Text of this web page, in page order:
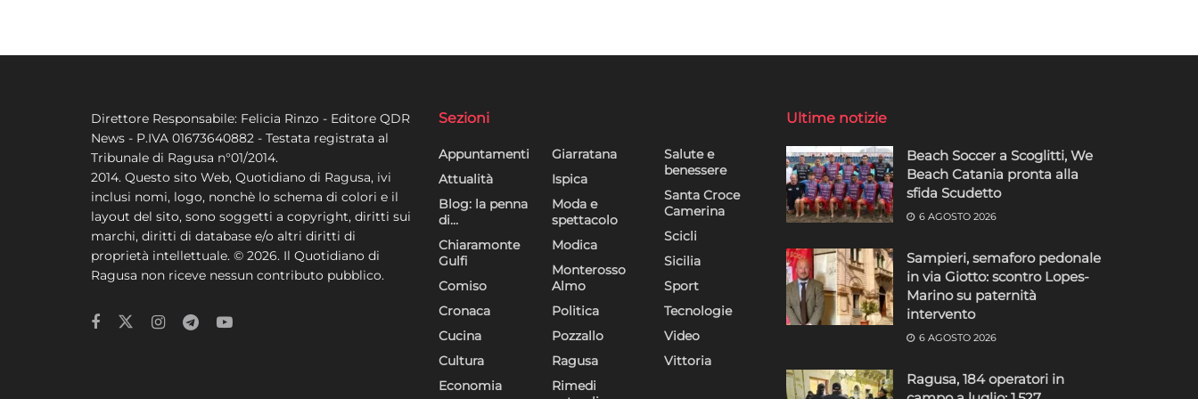
Direttore Responsabile: Felicia Rinzo - Editore QDR
News - P.IVA 01673640882 - Testata registrata al
Tribunale di Ragusa n°01/2014.
2014. Questo sito Web, Quotidiano di Ragusa, ivi
inclusi nomi, logo, nonchè lo schema di colori e il
layout del sito, sono soggetti a copyright, diritti sui
marchi, diritti di database e/o altri diritti di
proprietà intellettuale. © 2026. Il Quotidiano di
Ragusa non riceve nessun contributo pubblico.
Sezioni
Appuntamenti
Attualità
Blog: la penna
di…
Chiaramonte
Gulfi
Comiso
Cronaca
Cucina
Cultura
Economia
Giarratana
Ispica
Moda e
spettacolo
Modica
Monterosso
Almo
Politica
Pozzallo
Ragusa
Rimedi
Salute e
benessere
Santa Croce
Camerina
Scicli
Sicilia
Sport
Tecnologie
Video
Vittoria
Ultime notizie
Beach Soccer a Scoglitti, We
Beach Catania pronta alla
sfida Scudetto
6 AGOSTO 2026
Sampieri, semaforo pedonale
in via Giotto: scontro Lopes-
Marino su paternità
intervento
6 AGOSTO 2026
Ragusa, 184 operatori in